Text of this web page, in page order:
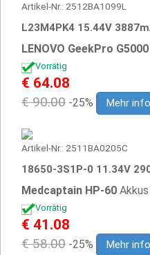
Artikel-Nr.: 2512BA1099L
L23M4PK4 15.44V
LENOVO GeekPro G5000
Vorrätig
€ 64.08
€ 90.00 -25% Mehr info
Artikel-Nr.: 2511BA0205C
18650-3S1P-0 11.34V
Medcaptain HP-60
Vorrätig
€ 41.08
€ 58.00 -25% Mehr info